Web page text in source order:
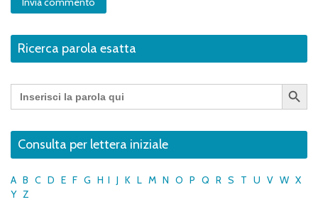
Ricerca parola esatta
Search
for:
Search Button
Consulta per lettera iniziale
A B C D E F G H I J K L M N O P Q R S T U V W X
Y Z